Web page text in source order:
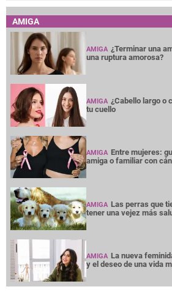
AMIGA
AMIGA ¿Terminar una
una ruptura amorosa?
AMIGA ¿Cabello largo o
tu cuello
AMIGA Entre mujeres:
amiga o familiar con
AMIGA Las perras que
tener una vejez más
AMIGA La nueva
y el deseo de una vida